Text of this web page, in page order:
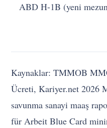
ABD H-1B (yeni
Kaynaklar: TMMOB
Ücreti, Kariyer.net 2026
savunma sanayi maaş
für Arbeit Blue Card